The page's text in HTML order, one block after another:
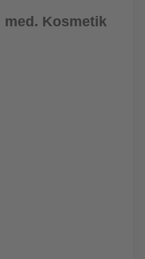
med. Kosmetik